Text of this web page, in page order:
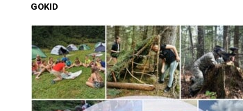
GOKID